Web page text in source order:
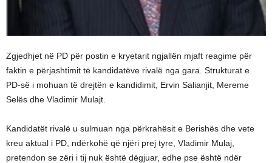
Zgjedhjet në PD për postin e kryetarit ngjallën mjaft reagime për
faktin e përjashtimit të kandidatëve rivalë nga gara. Strukturat e
PD-së i mohuan të drejtën e kandidimit, Ervin Salianjit, Mereme
Selës dhe Vladimir Mulajt.
Kandidatët rivalë u sulmuan nga përkrahësit e Berishës dhe vete
kreu aktual i PD, ndërkohë që njëri prej tyre, Vladimir Mulaj,
pretendon se zëri i tij nuk është dëgjuar, edhe pse është ndër